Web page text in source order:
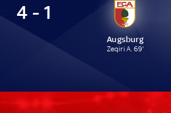
4 - 1
Augsburg
Zeqiri A. 69'